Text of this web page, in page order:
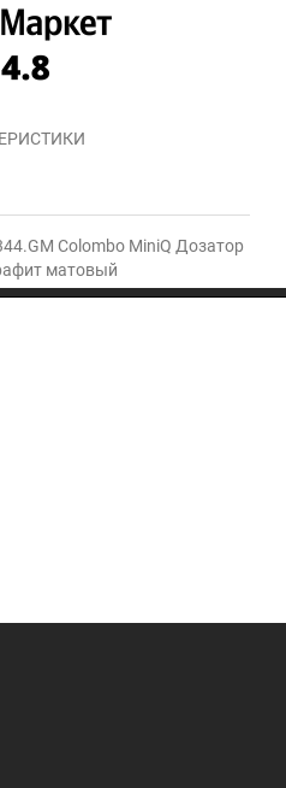
Colombo MiniQ Дозатор
матовый